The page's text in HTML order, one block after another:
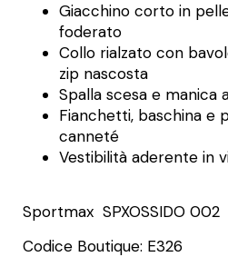
Giacchino corto in
foderato
Collo rialzato con
zip nascosta
Spalla scesa e manica
Fianchetti, baschina e
canneté
Vestibilità aderente in
Sportmax SPXOSSIDO 002
Codice Boutique: E326